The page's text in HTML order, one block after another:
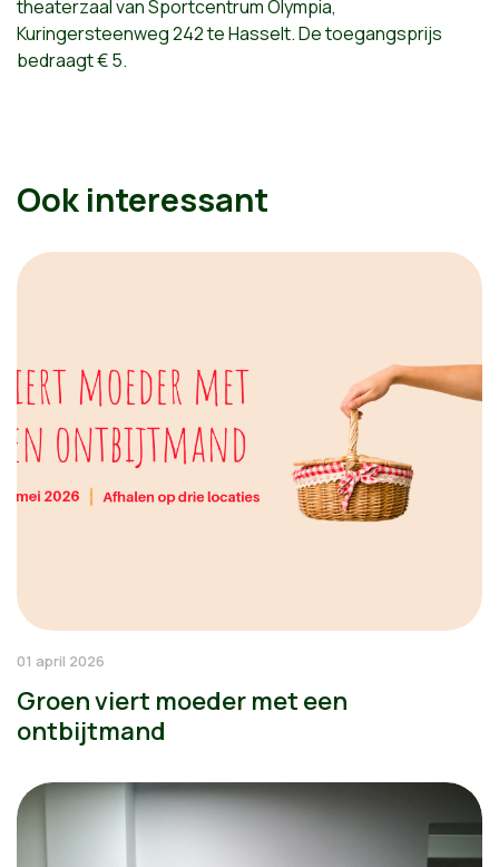
theaterzaal van Sportcentrum Olympia,
Kuringersteenweg 242 te Hasselt. De toegangsprijs
bedraagt € 5.
Ook interessant
01 april 2026
Groen viert moeder met een
ontbijtmand